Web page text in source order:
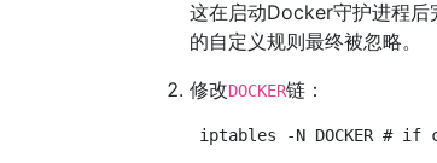
这在启动Docker守护进程
的自定义规则最终被忽略。
修改DOCKER链：
iptables -N DOCKER #